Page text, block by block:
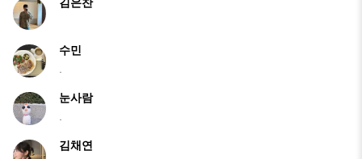
김은찬
수민
.
눈사람
.
김채연